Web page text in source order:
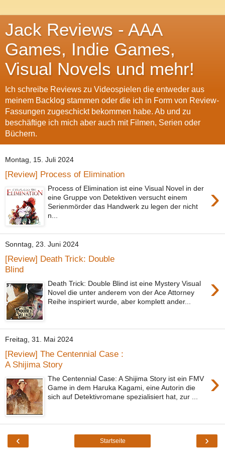
Jack Reviews - AAA
Games, Indie Games,
Visual Novels und mehr!
Ich schreibe Reviews zu Videospielen die entweder aus
meinem Backlog stammen oder die ich in Form von Review-
Fassungen zugeschickt bekommen habe. Ab und zu
beschäftige ich mich aber auch mit Filmen, Serien oder
Büchern.
Montag, 15. Juli 2024
[Review] Process of Elimination
›
Process of Elimination ist eine Visual Novel in der
eine Gruppe von Detektiven versucht einem
Serienmörder das Handwerk zu legen der nicht
n...
Sonntag, 23. Juni 2024
[Review] Death Trick: Double
Blind
›
Death Trick: Double Blind ist eine Mystery Visual
Novel die unter anderem von der Ace Attorney
Reihe inspiriert wurde, aber komplett ander...
Freitag, 31. Mai 2024
[Review] The Centennial Case :
A Shijima Story
›
The Centennial Case: A Shijima Story ist ein FMV
Game in dem Haruka Kagami, eine Autorin die
sich auf Detektivromane spezialisiert hat, zur ...
‹ ›
Startseite